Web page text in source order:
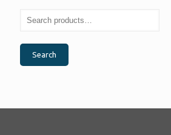
Search